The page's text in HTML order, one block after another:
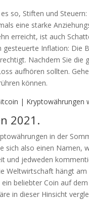
so, Stiften und
eine starke
erreicht, ist auch
gesteuerte Inflation: Die
Nachdem Sie
aufhören sollten.
können.
| Kryptowährungen
2021.
in der
sich also einen Namen,
und jedweden
Weltwirtschaft hängt
beliebter Coin auf
in dieser Hinsicht